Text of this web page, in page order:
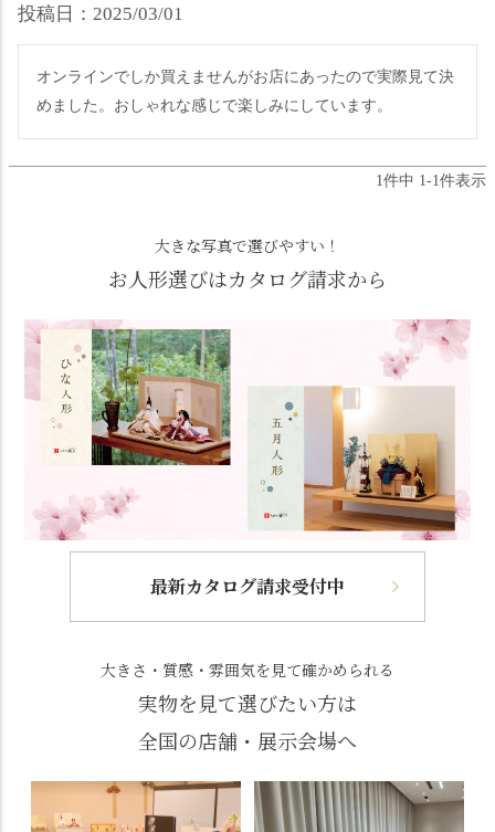
投稿日 2025/03/01
オンラインでしか買えませんがお店にあったので実際見て決
めました。おしゃれな感じで楽しみにしています。
1件中 1-1件表示
大きな写真で選びやすい！
お人形選びはカタログ請求から
最新カタログ請求受付中
大きさ・質感・雰囲気を見て確かめられる
実物を見て選びたい方は
全国の店舗・展示会場へ